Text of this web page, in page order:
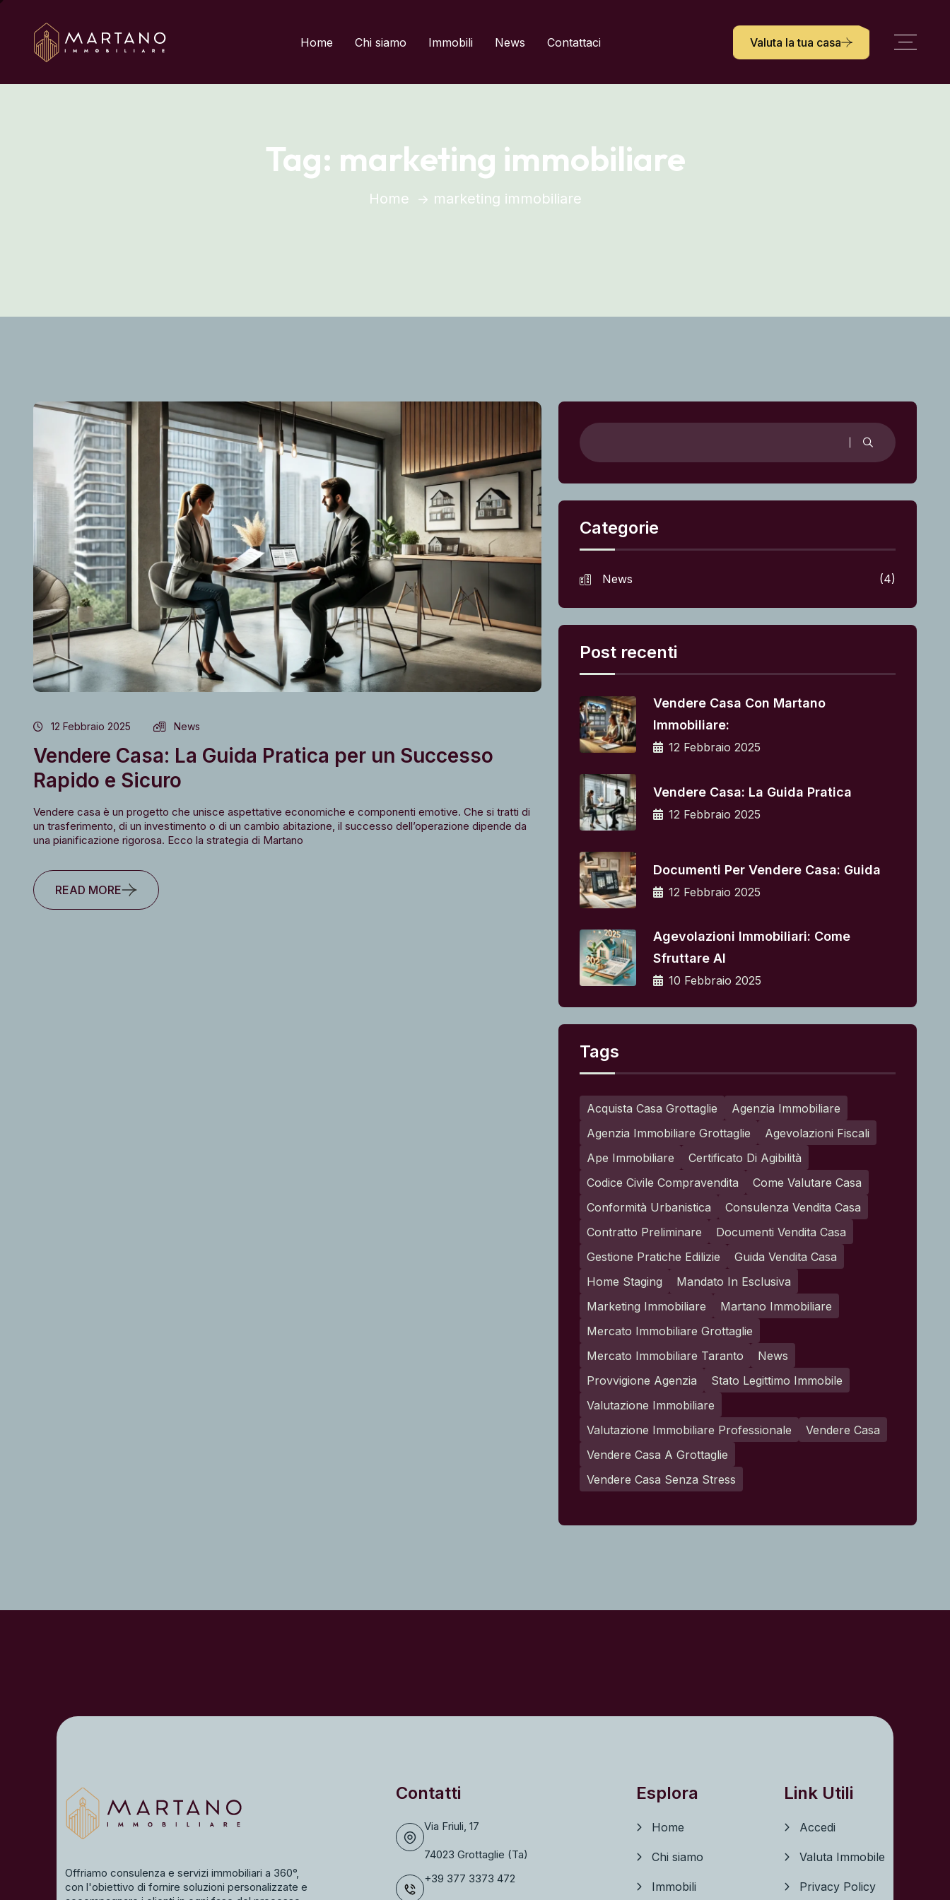
Home Chi siamo Immobili News Contattaci Valuta la tua casa
Aggiungi qui il testo del titolo
Tag: marketing immobiliare
Home marketing immobiliare
12 Febbraio 2025 News
Vendere Casa: La Guida Pratica per un Successo
Rapido e Sicuro
Vendere casa è un progetto che unisce aspettative economiche e componenti emotive. Che si tratti di
un trasferimento, di un investimento o di un cambio abitazione, il successo dell’operazione dipende da
una pianificazione rigorosa. Ecco la strategia di Martano
READ MORE
Categorie
News (4)
Post recenti
Vendere Casa Con Martano
Immobiliare:
12 Febbraio 2025
Vendere Casa: La Guida Pratica
12 Febbraio 2025
Documenti Per Vendere Casa: Guida
12 Febbraio 2025
Agevolazioni Immobiliari: Come
Sfruttare Al
10 Febbraio 2025
Tags
Acquista Casa Grottaglie
Agenzia Immobiliare
Agenzia Immobiliare Grottaglie
Agevolazioni Fiscali
Ape Immobiliare
Certificato Di Agibilità
Codice Civile Compravendita
Come Valutare Casa
Conformità Urbanistica
Consulenza Vendita Casa
Contratto Preliminare
Documenti Vendita Casa
Gestione Pratiche Edilizie
Guida Vendita Casa
Home Staging
Mandato In Esclusiva
Marketing Immobiliare
Martano Immobiliare
Mercato Immobiliare Grottaglie
Mercato Immobiliare Taranto
News
Provvigione Agenzia
Stato Legittimo Immobile
Valutazione Immobiliare
Valutazione Immobiliare Professionale
Vendere Casa
Vendere Casa A Grottaglie
Vendere Casa Senza Stress
Offriamo consulenza e servizi immobiliari a 360°,
con l'obiettivo di fornire soluzioni personalizzate e
Contatti
Via Friuli, 17
74023 Grottaglie (Ta)
+39 377 3373 472
Esplora
Home
Chi siamo
Immobili
Link Utili
Accedi
Valuta Immobile
Privacy Policy